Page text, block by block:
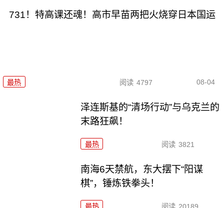
731！特高课还魂！高市早苗两把火烧穿日本国运
最热 阅读 4797 08-04
泽连斯基的“清场行动”与乌克兰的
末路狂飙！
最热 阅读 3821
南海6天禁航，东大摆下“阳谋
棋”，锤炼铁拳头！